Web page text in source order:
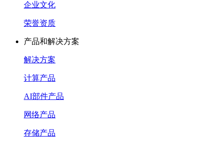
企业文化
荣誉资质
产品和解决方案
解决方案
计算产品
AI部件产品
网络产品
存储产品